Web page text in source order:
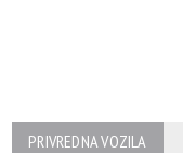
PRIVREDNA VOZILA